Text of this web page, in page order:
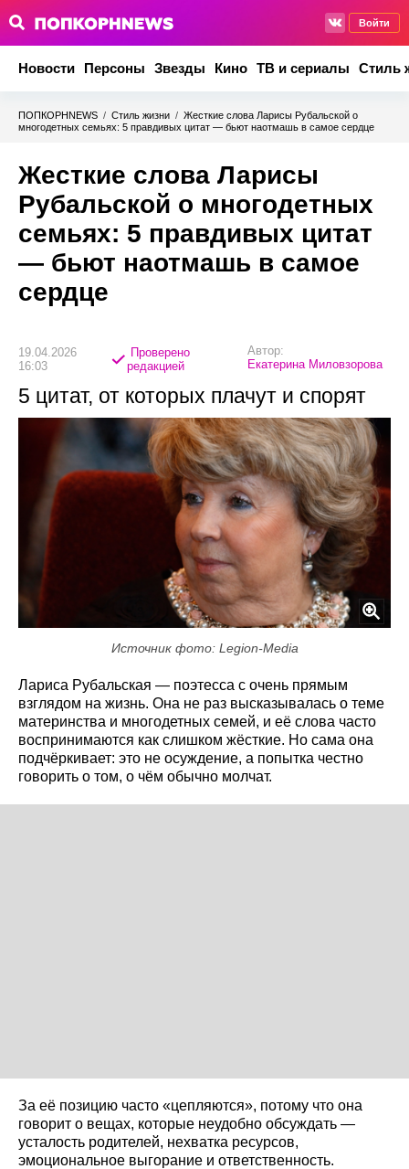
Войти
Новости Персоны Звезды Кино ТВ и сериалы Стиль
ПОПКОРНNEWS / Стиль жизни / Жесткие слова Ларисы Рубальской о
многодетных семьях: 5 правдивых цитат — бьют наотмашь в самое сердце
Жесткие слова Ларисы
Рубальской о многодетных
семьях: 5 правдивых цитат
— бьют наотмашь в самое
сердце
19.04.2026
16:03
Проверено
редакцией
Автор:
Екатерина Миловзорова
5 цитат, от которых плачут и спорят
Источник фото: Legion-Media
Лариса Рубальская — поэтесса с очень прямым
взглядом на жизнь. Она не раз высказывалась о теме
материнства и многодетных семей, и её слова часто
воспринимаются как слишком жёсткие. Но сама она
подчёркивает: это не осуждение, а попытка честно
говорить о том, о чём обычно молчат.
За её позицию часто «цепляются», потому что она
говорит о вещах, которые неудобно обсуждать —
усталость родителей, нехватка ресурсов,
эмоциональное выгорание и ответственность.